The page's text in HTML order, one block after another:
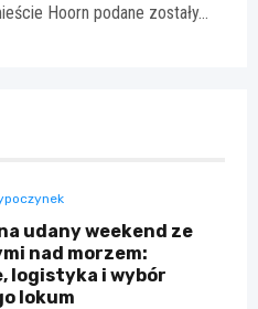
Hoorn podane zostały…
udany weekend ze
nad morzem:
logistyka i wybór
lokum